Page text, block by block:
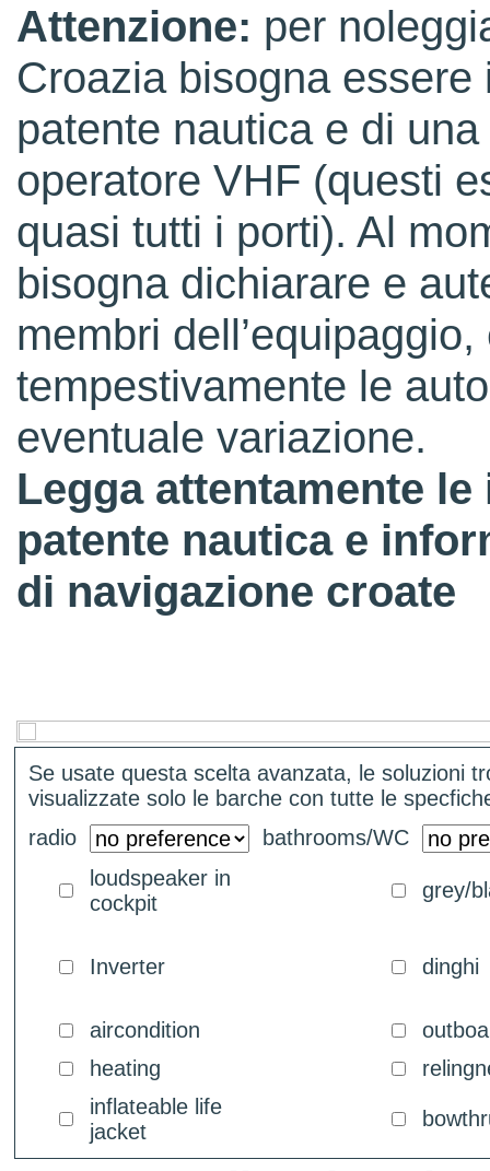
Attenzione: per
Croazia bisogna
patente nautica e di
operatore VHF (questi
quasi tutti i porti). Al
bisogna dichiarare e
membri
tempestivamente le
eventuale variazione.
Legga attentamente
patente nautica e
di navigazione croate
Se usate questa scelta avanzata, le soluzioni
visualizzate solo le barche con tutte le
radio
bathrooms/WC
loudspeaker in
cockpit
grey/
Inverter dinghi
aircondition
heating
inflateable life
jacket